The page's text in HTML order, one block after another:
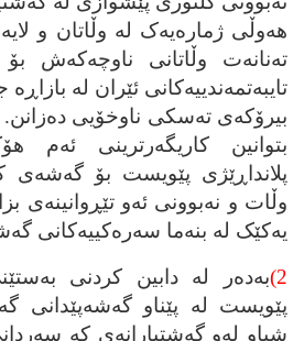
هه‌وڵی ژماره‌یه‌ک له‌ وڵاتان و
ته‌نانه‌ت وڵاتانی ناوچه‌که‌ش
تایبه‌تمه‌ندییه‌کانی ئێران له‌
بیرۆکه‌ی ته‌سکی ناوخۆیی ده‌زانن.
بتوانین کاریگه‌رترینی ئه‌م
پلانداڕێژی پێویست بۆ گه‌شه‌ی
وڵات و نه‌بوونی ئه‌و تێڕوانینه‌ی
یه‌کێک له‌ بنه‌ما سه‌ره‌کییه‌کانی
2) به‌ده‌ر له‌ دابین کردنی
پێویست له‌ پێناو گه‌شه‌پێدانی
شیاو له‌و گه‌شتیارانه‌ی که‌